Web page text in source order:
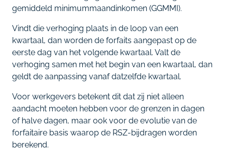
gemiddeld minimummaandinkomen (GGMMI).
Vindt die verhoging plaats in de loop van een
kwartaal, dan worden de forfaits aangepast op de
eerste dag van het volgende kwartaal. Valt de
verhoging samen met het begin van een kwartaal, dan
geldt de aanpassing vanaf datzelfde kwartaal.
Voor werkgevers betekent dit dat zij niet alleen
aandacht moeten hebben voor de grenzen in dagen
of halve dagen, maar ook voor de evolutie van de
forfaitaire basis waarop de RSZ-bijdragen worden
berekend.